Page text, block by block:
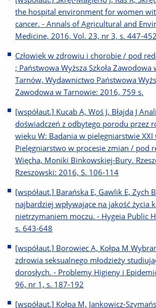
the hospital environment for women
cancer. - Annals of Agricultural and
Medicine, 2016, Vol. 23, nr 3, s. 447-452
Człowiek w zdrowiu i chorobie / pod
; Państwowa Wyższa Szkoła Zawodowa
Tarnów, Wydawnictwo Państwowa
Zawodowa w Tarnowie: 2016, 759 s.
[współaut.] Kucab A, Woś J, Błajda J
doświadczeń z odbytego porodu przez
wieku W: Badania w pielęgniarstwie XXI
Pielęgniarstwo w procesie zmian / pod
Więcha, Moniki Binkowskiej-Bury.
Rzeszowski: 2016, S. 106-114
[współaut.] Barańska E, Gawlik E, Zych
najbardziej wpływające na jakość życia
nietrzymaniem moczu. - Hygeia Public
s. 643-648
[współaut.] Borowiec A, Kołpa M
zdrowia seksualnego młodzieży
dorosłych. - Problemy Higieny i
96, nr 1, s. 187-192
[współaut.] Kołpa M, Jankowicz-